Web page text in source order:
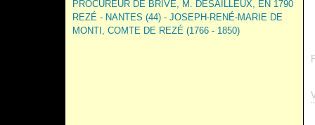
PROCUREUR DE BRIVE, M. DESAILLEUX, EN 1790
REZÉ - NANTES (44) - JOSEPH-RENÉ-MARIE DE
MONTI, COMTE DE REZÉ (1766 - 1850)